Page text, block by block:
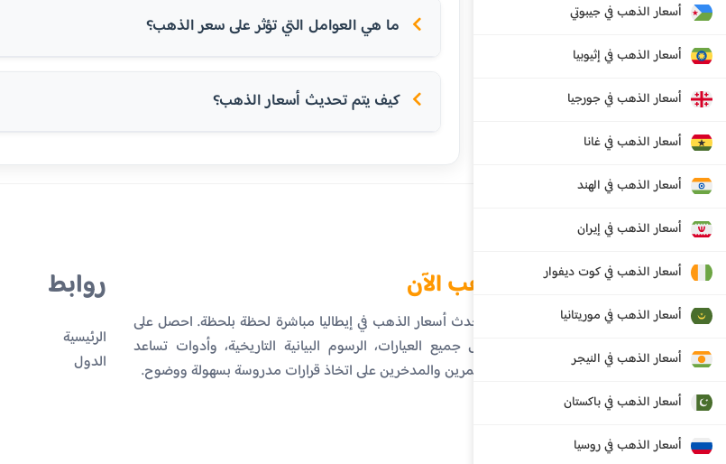
أسعار الذهب في جيبوتي
أسعار الذهب في إثيوبيا
أسعار الذهب في جورجيا
أسعار الذهب في غانا
أسعار الذهب في الهند
أسعار الذهب في إيران
أسعار الذهب في كوت ديفوار
أسعار الذهب في موريتانيا
أسعار الذهب في النيجر
أسعار الذهب في باكستان
أسعار الذهب في روسيا
ما هي العوامل التي تؤثر على سعر الذهب؟
كيف يتم تحديث أسعار الذهب؟
الذهب الآن
تابع أحدث أسعار الذهب في إيطاليا مباشرة لحظة بلحظة. احصل على
تفاصيل جميع العيارات، الرسوم البيانية التاريخية، وأدوات تساعد
المستثمرين والمدخرين على اتخاذ قرارات مدروسة بسهولة ووضوح.
روابط
الرئيسية
الدول